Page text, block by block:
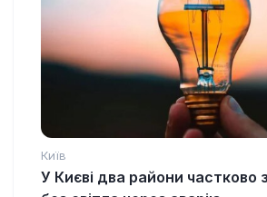
Київ
У Києві два райони частково